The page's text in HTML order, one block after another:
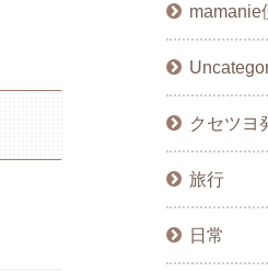
mamanie
クセツヨ
旅行
日常